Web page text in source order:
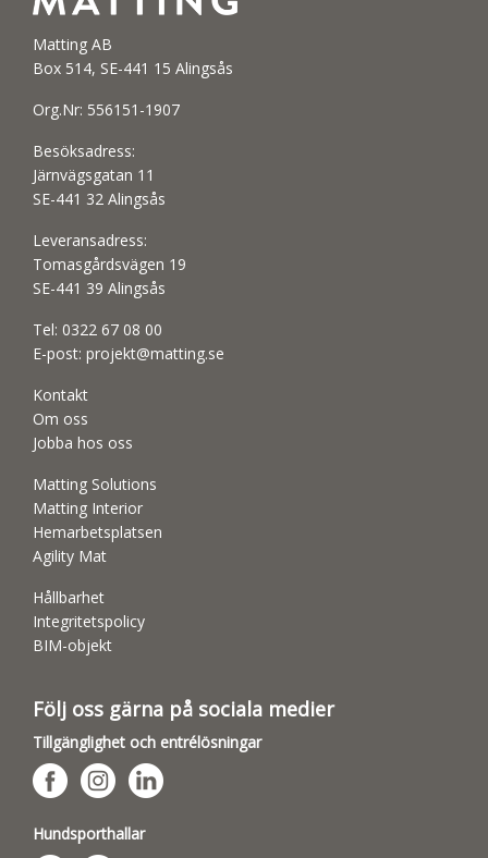
Matting AB
Box 514, SE-441 15 Alingsås
Org.Nr: 556151-1907
Besöksadress:
Järnvägsgatan 11
SE-441 32 Alingsås
Leveransadress:
Tomasgårdsvägen 19
SE-441 39 Alingsås
Tel: 0322 67 08 00
E-post: projekt@matting.se
Kontakt
Om oss
Jobba hos oss
Matting Solutions
Matting Interior
Hemarbetsplatsen
Agility Mat
Hållbarhet
Integritetspolicy
BIM-objekt
Följ oss gärna på sociala medier
Tillgänglighet och entrélösningar
Hundsporthallar